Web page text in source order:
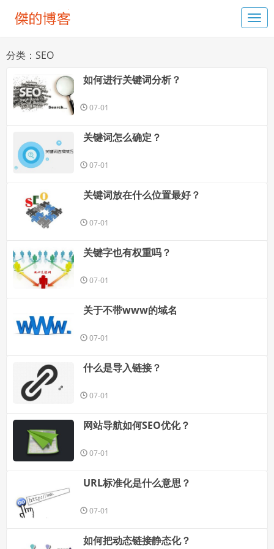
分类：SEO
如何进行关键词分析？
07-01
关键词怎么确定？
07-01
关键词放在什么位置最好？
07-01
关键字也有权重吗？
07-01
关于不带www的域名
07-01
什么是导入链接？
07-01
网站导航如何SEO优化？
07-01
URL标准化是什么意思？
07-01
如何把动态链接静态化？